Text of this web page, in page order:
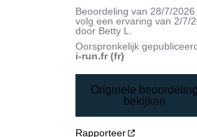
Beoordeling van 28/7/2026
volg een ervaring van 2/7/
door Betty L.
Oorspronkelijk
i-run.fr (fr)
Originele
bekijken
Rapporteer